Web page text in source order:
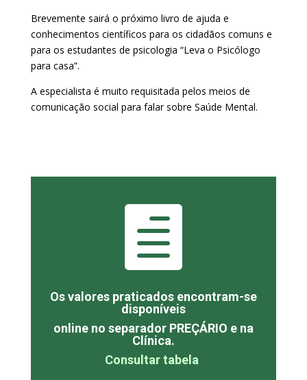
Brevemente sairá o próximo livro de ajuda e
conhecimentos científicos para os cidadãos comuns e
para os estudantes de psicologia “Leva o Psicólogo
para casa”.
A especialista é muito requisitada pelos meios de
comunicação social para falar sobre Saúde Mental.

Os valores praticados encontram-se
disponíveis
online no separador PREÇÁRIO e na
Clínica.
Consultar tabela